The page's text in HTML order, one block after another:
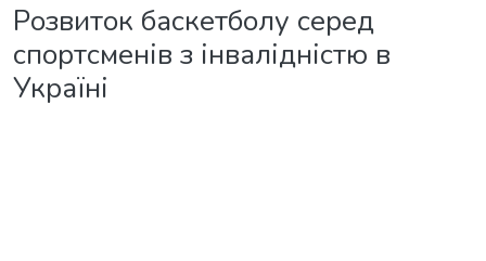
Розвиток баскетболу серед
спортсменів з інвалідністю в
Україні